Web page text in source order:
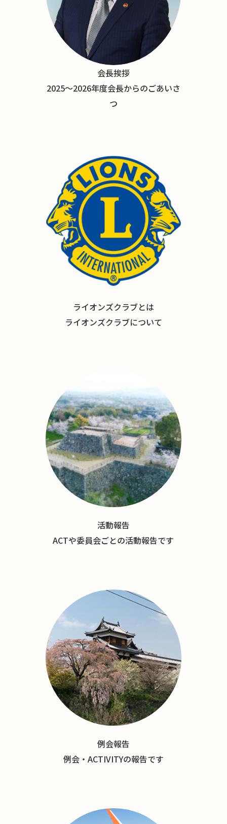
会長挨拶
2025〜2026年度会長からのごあいさ
つ
ライオンズクラブとは
ライオンズクラブについて
活動報告
ACTや委員会ごとの活動報告です
例会報告
例会・ACTIVITYの報告です